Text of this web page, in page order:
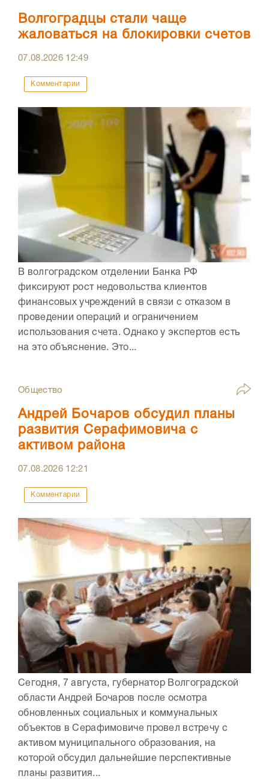
Волгоградцы стали чаще
жаловаться на блокировки счетов
07.08.2026 12:49
Комментарии
В волгоградском отделении Банка РФ
фиксируют рост недовольства клиентов
финансовых учреждений в связи с отказом в
проведении операций и ограничением
использования счета. Однако у экспертов есть
на это объяснение. Это...
Общество
Андрей Бочаров обсудил планы
развития Серафимовича с
активом района
07.08.2026 12:21
Комментарии
Сегодня, 7 августа, губернатор Волгоградской
области Андрей Бочаров после осмотра
обновленных социальных и коммунальных
объектов в Серафимовиче провел встречу с
активом муниципального образования, на
которой обсудил дальнейшие перспективные
планы развития...